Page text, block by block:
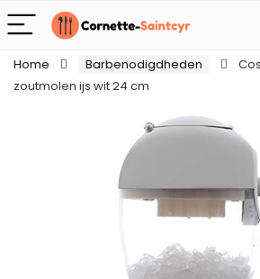
Home Barbenodigdheden
zoutmolen ijs wit 24 cm